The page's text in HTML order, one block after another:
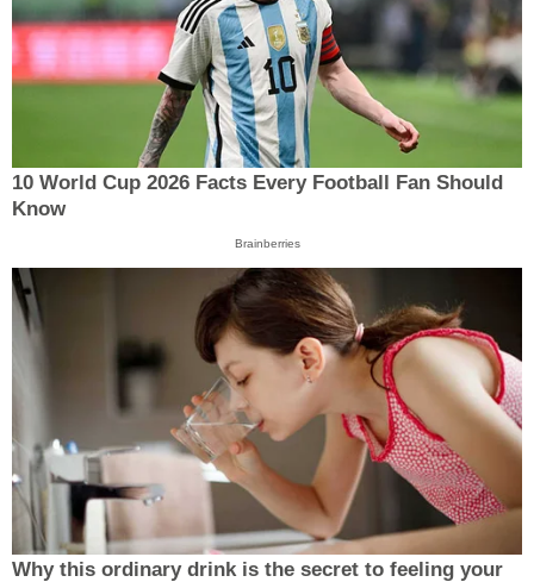
10 World Cup 2026 Facts Every Football Fan Should
Know
Brainberries
Why this ordinary drink is the secret to feeling your